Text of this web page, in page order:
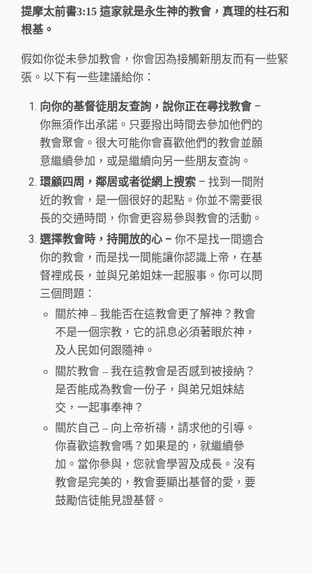
提摩太前書3:15 這家就是永生神的教會，真理的柱石和
根基。
假如你從未參加教會，你會因為接觸新朋友而有一些緊
張。以下有一些建議給你：
向你的基督徒朋友查詢，說你正在尋找教會–
你無須作出承諾。只要撥出時間去參加他們的
教會聚會。很大可能你會喜歡他們的教會並願
意繼續參加，或是繼續向另一些朋友查詢。
環顧四周，鄰居或者從網上搜索– 找到一間附
近的教會，是一個很好的起點。你並不需要很
長的交通時間，你會更容易參與教會的活動。
選擇教會時，持開放的心 – 你不是找一間適合
你的教會，而是找一間能讓你認識上帝，在基
督裡成長，並與兄弟姐妹一起服事。你可以問
三個問題：
關於神 – 我能否在這教會更了解神？教會
不是一個宗教，它的訊息必須著眼於神，
及人民如何跟隨神。
關於教會 – 我在這教會是否感到被接納？
是否能成為教會一份子，與弟兄姐妹結
交，一起事奉神？
關於自己 – 向上帝祈禱，請求他的引導。
你喜歡這教會嗎？如果是的，就繼續參
加。當你參與，您就會學習及成長。沒有
教會是完美的，教會要顯出基督的愛，要
鼓勵信徒能見證基督。